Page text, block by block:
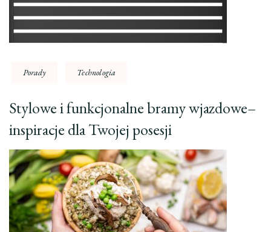
Porady Technologia
Stylowe i funkcjonalne bramy wjazdowe–
inspiracje dla Twojej posesji